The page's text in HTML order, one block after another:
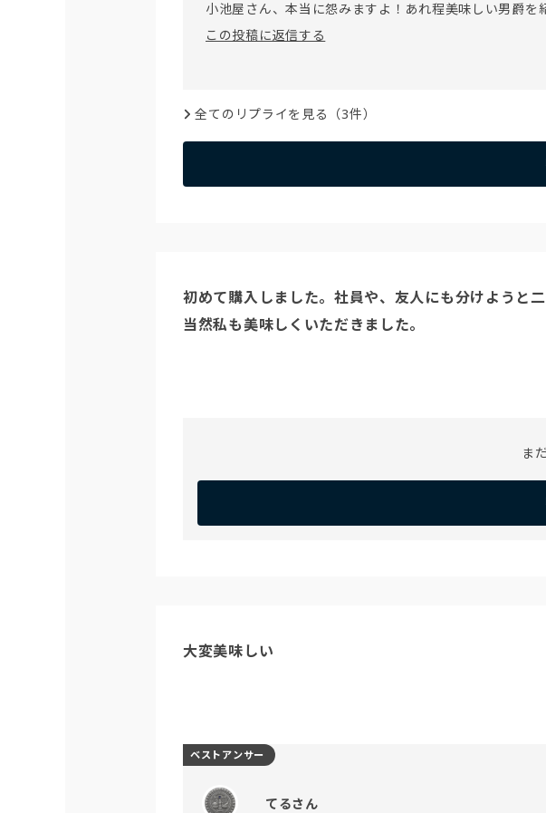
この投稿に返信する
全てのリプライを見る（3件）
初めて購入しました。社員や、友人にも分けようと
ま
大変美味しい
てるさん
ベストアンサー